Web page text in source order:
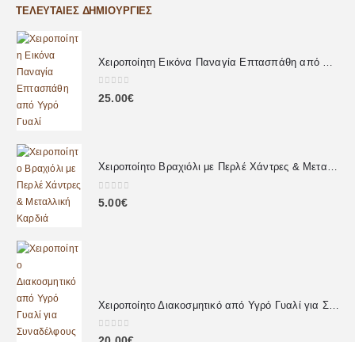
ΤΕΛΕΥΤΑΊΕΣ ΔΗΜΙΟΥΡΓΊΕΣ
0out of 5
25.00€
Χειροποίητο Βραχιόλι με Περλέ Χάντρες & Μεταλλική Καρδιά
0 out of 5
5.00€
0out of 5